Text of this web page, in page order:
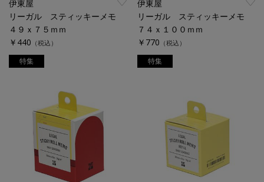
伊東屋
リーガル スティッキーメモ
４９ｘ７５ｍｍ
￥440 （税込）
特集
伊東屋
リーガル スティッキーメモ
７４ｘ１００ｍｍ
￥770 （税込）
特集